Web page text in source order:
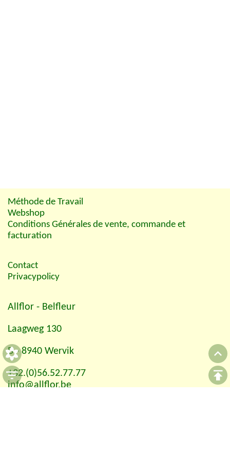
Méthode de Travail
Webshop
Conditions Générales de vente, commande et
facturation
Contact
Privacypolicy
Allflor - Belfleur
Laagweg 130
B - 8940 Wervik
+32.(0)56.52.77.77
info@allflor.be